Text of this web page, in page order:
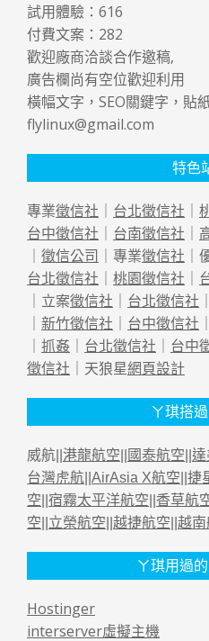
試用體驗： 616
付費文案： 282
歡迎廠商洽談合作邀稿,
廣告欄尚有空位歡迎利用
橫幅文字，SEO關鍵字，貼
flylinux@gmail.com
特色
專業徵信社 ｜ 台北徵信社 ｜
台中徵信社 ｜ 台南徵信社 ｜
｜ 徵信公司 ｜專業徵信社 ｜
台北徵信社 ｜ 桃園徵信社 ｜
｜立案徵信社 ｜ 台北徵信社 ｜
｜ 新竹徵信社 ｜ 台中徵信社 ｜
｜ 抓姦 ｜ 台北徵信社 ｜ 台中
徵信社 ｜天狼星網頁設計
ㄚ琪搭
威航|| 港龍航空 國泰航空 達
台灣虎航 AirAsia X航空 捷
空 宿霧太平洋航空 香草航
空 立榮航空 越捷航空 越南
ㄚ琪用過
Hostinger
interserver虛擬主機